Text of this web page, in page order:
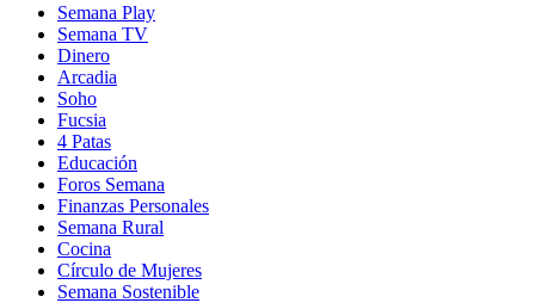
Semana Play
Semana TV
Dinero
Arcadia
Soho
in
new
window
Fucsia
in
new
window
4 Patas
Educación
Foros Semana
Finanzas Personales
Semana Rural
Cocina
Círculo de Mujeres
Semana Sostenible